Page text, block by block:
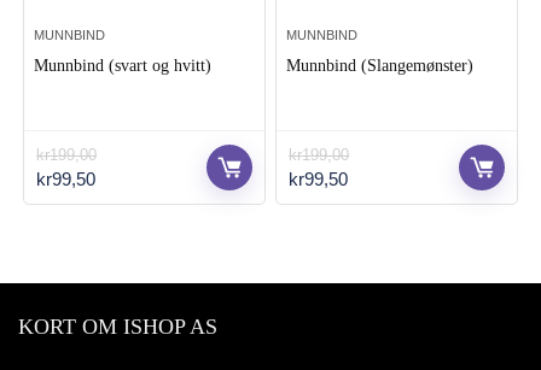
MUNNBIND
Munnbind (svart og hvitt)
kr199,00
Opprinnelig
pris
kr99,50Nåværende
pris
MUNNBIND
Munnbind (Slangemønster)
kr199,00
Opprinnelig
pris
kr99,50Nåværende
pris
KORT OM ISHOP AS